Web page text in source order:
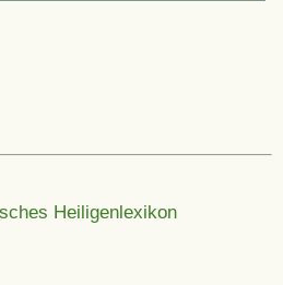
Heiligenlexikon